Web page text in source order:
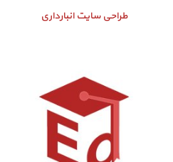
طراحی سایت انبارداری